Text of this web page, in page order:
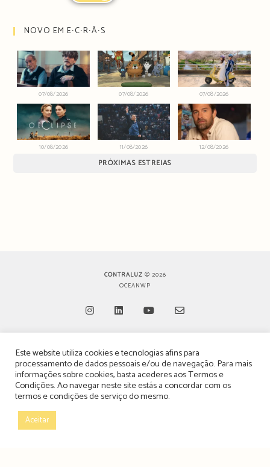
NOVO EM E∙C∙R∙Ã∙S
07/08/2026 07/08/2026 07/08/2026
10/08/2026 11/08/2026 12/08/2026
PRÓXIMAS ESTREIAS
CONTRALUZ © 2026
OCEANWP
in
a
new
in
a
new
tab
in
a
new
in
a
new
TERMOS, CONDIÇÕES & POLÍTICA DE PRIVACIDADE
ESTATUTO EDITORIAL
POLÍTICA DE PUBLICIDADE E ANÚNCIOS
Este website utiliza cookies e tecnologias afins para
processamento de dados pessoais e/ou de navegação. Para mais
informações sobre cookies, basta acederes aosTermos e
Condições. Ao navegar neste site estás a concordar com os
termos e condições de serviço do mesmo.
Aceitar